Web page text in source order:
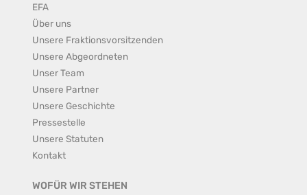
EFA
Über uns
Unsere Fraktionsvorsitzenden
Unsere Abgeordneten
Unser Team
Unsere Partner
Unsere Geschichte
Pressestelle
Unsere Statuten
Kontakt
WOFÜR WIR STEHEN